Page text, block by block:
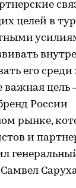
целей в
его
важная цель
России
рынке,
и